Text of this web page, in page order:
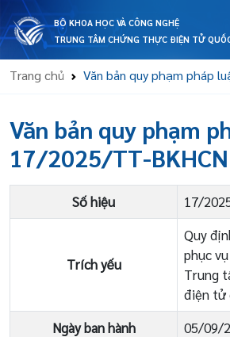
BỘ KHOA HỌC VÀ CÔNG NGHỆ
TRUNG TÂM CHỨNG THỰC ĐIỆN TỬ
Trang chủ Văn bản quy phạm pháp
Văn bản quy phạm
17/2025/TT-BKHCN
Số hiệu 17/
Trích yếu
Quy
phục
Trung
điện tử
Ngày ban hành
05/09/